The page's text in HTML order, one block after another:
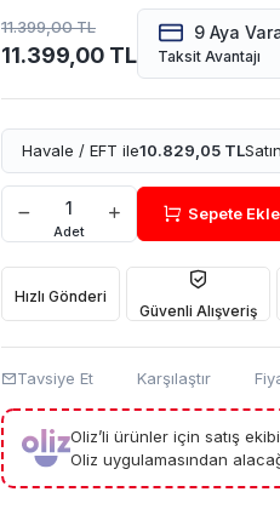
11.399,00 TL
11.399,00 TL
9 Aya
Taksit Avantajı
Havale / EFT ile10.829,05 TL
Adet
Sepete Ekle
Hızlı Gönderi
Güvenli Alışveriş
Tavsiye Et Karşılaştır
Oliz’li ürünler için satış
Oliz uygulamasından